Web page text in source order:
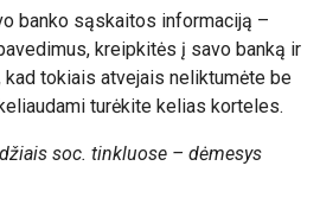
banko sąskaitos informaciją –
kreipkitės į savo banką ir
kad tokiais atvejais neliktumėte be
turėkite kelias korteles.
soc. tinkluose – dėmesys